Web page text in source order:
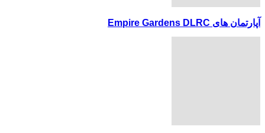
آپارتمان های Empire Gardens DLRC